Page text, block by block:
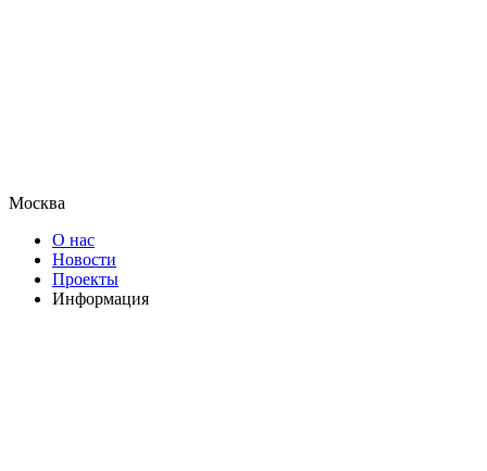
Москва
О нас
Новости
Проекты
Информация